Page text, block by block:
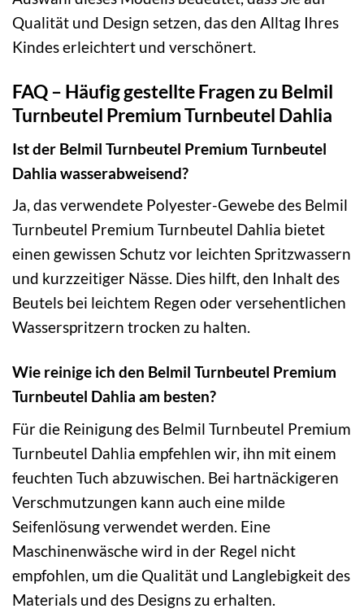
Qualität und Design setzen, das den Alltag Ihres
Kindes erleichtert und verschönert.
FAQ – Häufig gestellte Fragen zu Belmil
Turnbeutel Premium Turnbeutel Dahlia
Ist der Belmil Turnbeutel Premium Turnbeutel
Dahlia wasserabweisend?
Ja, das verwendete Polyester-Gewebe des Belmil
Turnbeutel Premium Turnbeutel Dahlia bietet
einen gewissen Schutz vor leichten Spritzwassern
und kurzzeitiger Nässe. Dies hilft, den Inhalt des
Beutels bei leichtem Regen oder versehentlichen
Wasserspritzern trocken zu halten.
Wie reinige ich den Belmil Turnbeutel Premium
Turnbeutel Dahlia am besten?
Für die Reinigung des Belmil Turnbeutel Premium
Turnbeutel Dahlia empfehlen wir, ihn mit einem
feuchten Tuch abzuwischen. Bei hartnäckigeren
Verschmutzungen kann auch eine milde
Seifenlösung verwendet werden. Eine
Maschinenwäsche wird in der Regel nicht
empfohlen, um die Qualität und Langlebigkeit des
Materials und des Designs zu erhalten.